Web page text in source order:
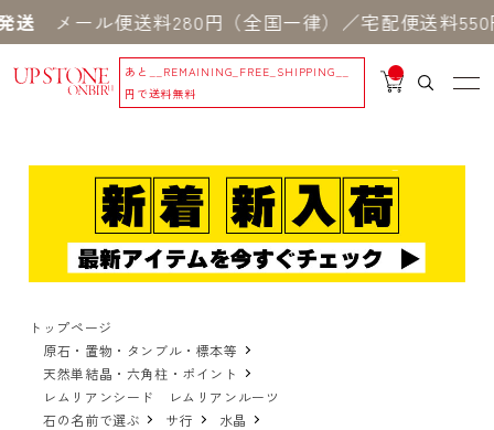
ル便送料280円（全国一律）／宅配便送料550円 ※
あと
__REMAINING_FREE_SHIPPING__
円で送料無料
__
IT
_
トップページ
原石・置物・タンブル・標本等
天然単結晶・六角柱・ポイント
レムリアンシード レムリアンルーツ
石の名前で選ぶ
サ行
水晶